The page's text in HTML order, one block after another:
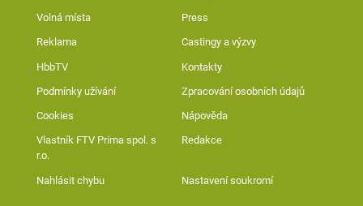
Volná místa Press
Reklama Castingy a výzvy
HbbTV Kontakty
Podmínky užívání Zpracování osobních údajů
Cookies Nápověda
Vlastník FTV Prima spol. s
r.o.
Redakce
Nahlásit chybu Nastavení soukromí